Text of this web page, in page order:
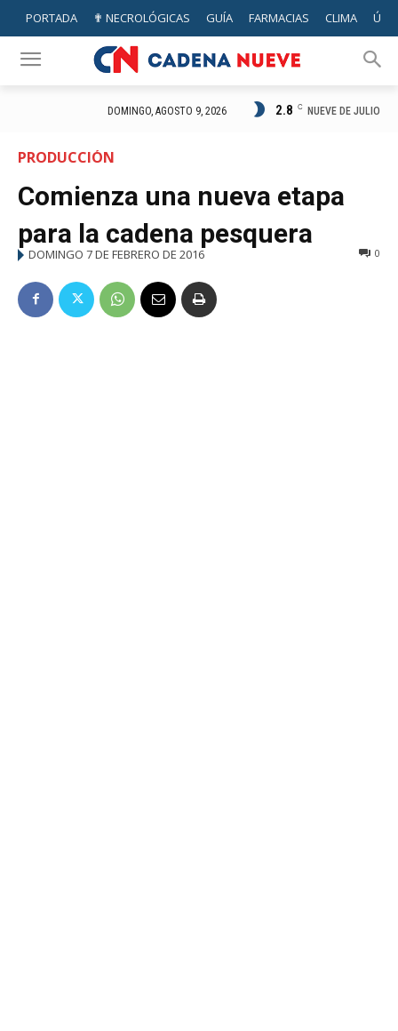
PORTADA ✟ NECROLÓGICAS GUÍA FARMACIAS CLIMA
DOMINGO, AGOSTO 9, 2026 2.8 C NUEVE DE JULIO
PRODUCCIÓN
Comienza una nueva etapa
para la cadena pesquera
DOMINGO 7 DE FEBRERO DE 2016 0